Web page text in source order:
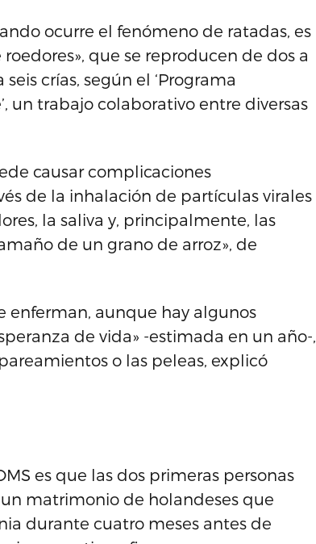
ocurre el fenómeno de ratadas, es
que se reproducen de dos a
crías, según el ‘Programa
un trabajo colaborativo entre diversas
causar complicaciones
de la inhalación de partículas virales
la saliva y, principalmente, las
de un grano de arroz», de
enferman, aunque hay algunos
de vida» -estimada en un año-,
o las peleas, explicó
es que las dos primeras personas
matrimonio de holandeses que
durante cuatro meses antes de